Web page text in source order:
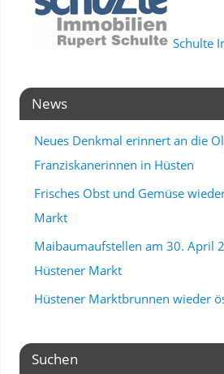
Schulte
News
Neues Denkmal erinnert an die
Franziskanerinnen in Hüsten
Frisches Obst und Gemüse
Markt
Maibaumaufstellen am 30. April
Hüstener Markt
Hüstener Marktbrunnen wieder
Suchen